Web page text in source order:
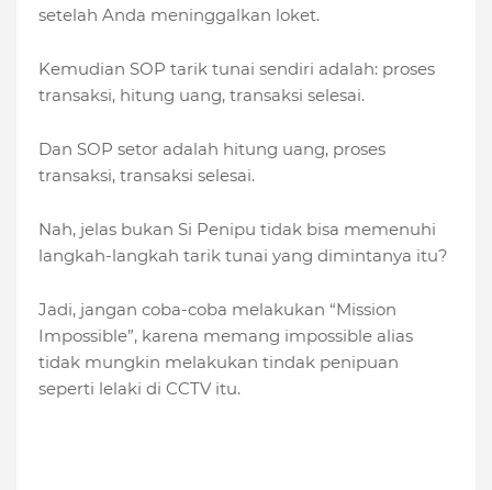
setelah Anda meninggalkan loket.
Kemudian SOP tarik tunai sendiri adalah: proses
transaksi, hitung uang, transaksi selesai.
Dan SOP setor adalah hitung uang, proses
transaksi, transaksi selesai.
Nah, jelas bukan Si Penipu tidak bisa memenuhi
langkah-langkah tarik tunai yang dimintanya itu?
Jadi, jangan coba-coba melakukan “Mission
Impossible”, karena memang impossible alias
tidak mungkin melakukan tindak penipuan
seperti lelaki di CCTV itu.